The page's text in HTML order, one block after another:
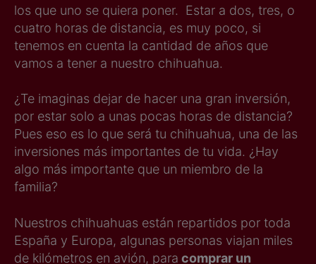
los que uno se quiera poner. Estar a dos, tres, o
cuatro horas de distancia, es muy poco, si
tenemos en cuenta la cantidad de años que
vamos a tener a nuestro chihuahua.
¿Te imaginas dejar de hacer una gran inversión,
por estar solo a unas pocas horas de distancia?
Pues eso es lo que será tu chihuahua, una de las
inversiones más importantes de tu vida. ¿Hay
algo más importante que un miembro de la
familia?
Nuestros chihuahuas están repartidos por toda
España y Europa, algunas personas viajan miles
de kilómetros en avión, para comprar un